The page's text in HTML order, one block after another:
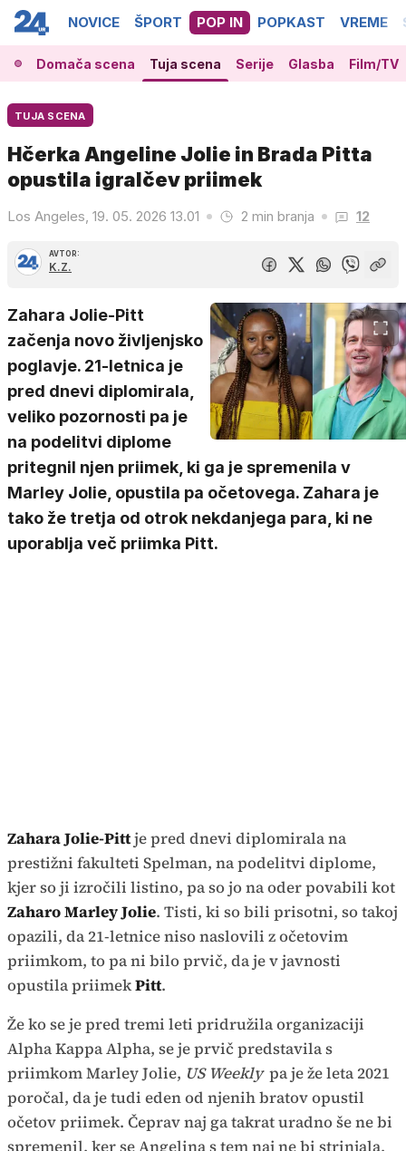
NOVICE ŠPORT POP IN POPKAST VREME
Domača scena Tuja scena Serije Glasba Film/TV
TUJA SCENA
Hčerka Angeline Jolie in Brada Pitta
opustila igralčev priimek
Los Angeles, 19. 05. 2026 13.01 2 min branja 12
AVTOR:
K.Z.
Zahara Jolie-Pitt
začenja novo življenjsko
poglavje. 21-letnica je
pred dnevi diplomirala,
veliko pozornosti pa je
na podelitvi diplome
pritegnil njen priimek, ki ga je spremenila v
Marley Jolie, opustila pa očetovega. Zahara je
tako že tretja od otrok nekdanjega para, ki ne
uporablja več priimka Pitt.
Zahara Jolie-Pittje pred dnevi diplomirala na
prestižni fakulteti Spelman, na podelitvi diplome,
kjer so ji izročili listino, pa so jo na oder povabili kot
Zaharo Marley Jolie. Tisti, ki so bili prisotni, so takoj
opazili, da 21-letnice niso naslovili z očetovim
priimkom, to pa ni bilo prvič, da je v javnosti
opustila priimekPitt.
Že ko se je pred tremi leti pridružila organizaciji
Alpha Kappa Alpha, se je prvič predstavila s
priimkom Marley Jolie, US Weekly pa je že leta 2021
poročal, da je tudi eden od njenih bratov opustil
očetov priimek. Čeprav naj ga takrat uradno še ne bi
spremenil, ker se Angelina s tem naj ne bi strinjala,